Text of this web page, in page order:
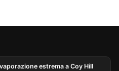
estrema a Coy Hill